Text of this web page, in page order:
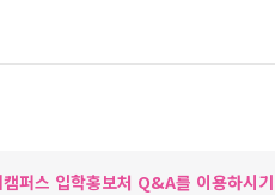
퍼스 입학홍보처 Q&A를 이용하시